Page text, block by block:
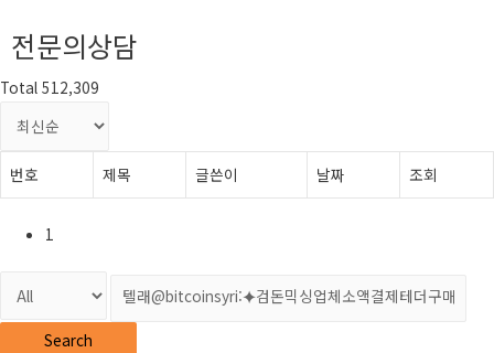
전문의상담
Total 512,309
번호 제목 글쓴이 날짜 조회
1
Search